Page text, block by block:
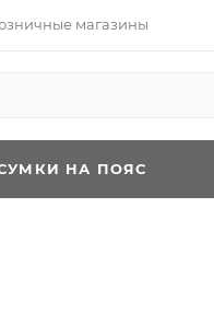
магазины
НА ПОЯС